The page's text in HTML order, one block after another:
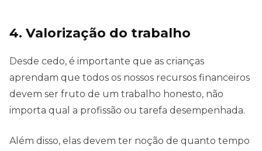
4. Valorização do trabalho
Desde cedo, é importante que as crianças
aprendam que todos os nossos recursos financeiros
devem ser fruto de um trabalho honesto, não
importa qual a profissão ou tarefa desempenhada.
Além disso, elas devem ter noção de quanto tempo